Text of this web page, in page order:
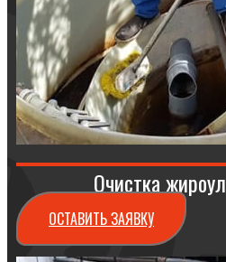
Очистка
ОСТАВИТЬ ЗАЯВКУ